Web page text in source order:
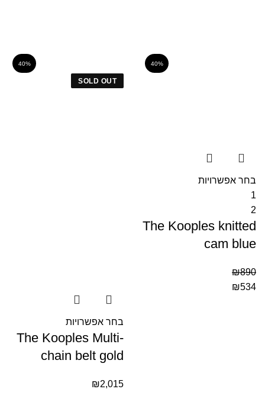
40%
בחר אפשרויות
1
2
The Kooples knitted
cam blue
₪890
₪534
SOLD OUT
40%
בחר אפשרויות
The Kooples Multi-
chain belt gold
₪2,015